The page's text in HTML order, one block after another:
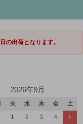
の出荷となります。
2026年9月
火 水 木 金
土
1
2 3 4
5